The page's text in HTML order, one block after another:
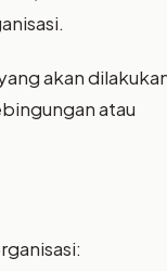
akan
atau